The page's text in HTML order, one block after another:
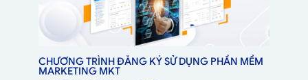
CHƯƠNG TRÌNH ĐĂNG KÝ SỬ DỤNG PHẦN MỀM
MARKETING MKT